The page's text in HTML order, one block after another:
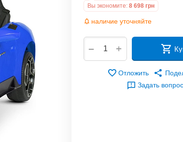
Вы экономите: 8 698 грн
наличие уточняйте
+
−
Отложить
Задать вопрос